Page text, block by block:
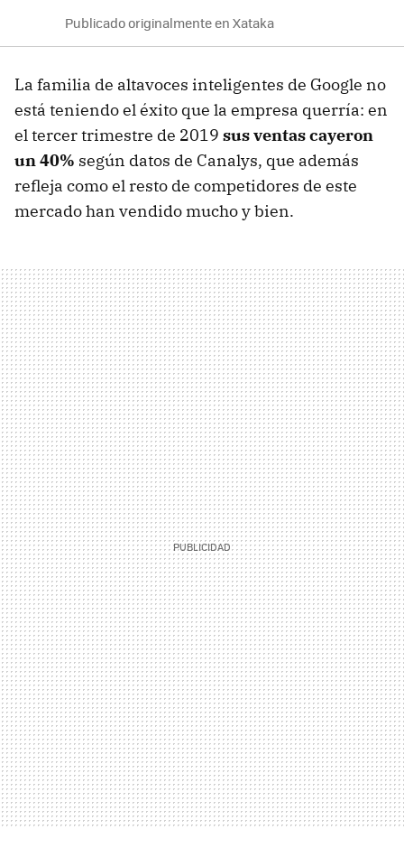
Publicado originalmente en Xataka
La familia de altavoces inteligentes de Google no
está teniendo el éxito que la empresa querría: en
el tercer trimestre de 2019 sus ventas cayeron
un 40% según datos de Canalys, que además
refleja como el resto de competidores de este
mercado han vendido mucho y bien.